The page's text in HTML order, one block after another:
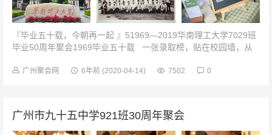
『毕业五十载，今朝再一起 』51969—2019华南理工大学7029班
毕业50周年聚会1969毕业五十载 一张录取榜，贴在校园墙，从
广州聚会网 6年前 (2020-04-14) 7502 0
广州市九十五中学921班30周年聚会